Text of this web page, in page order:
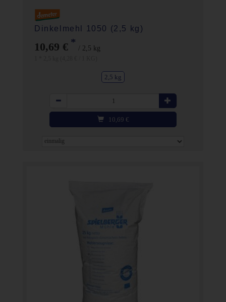
Dinkelmehl 1050 (2,5 kg)
10,69 € * / 2,5 kg
2,5 kg
Anzahl
10,69 €